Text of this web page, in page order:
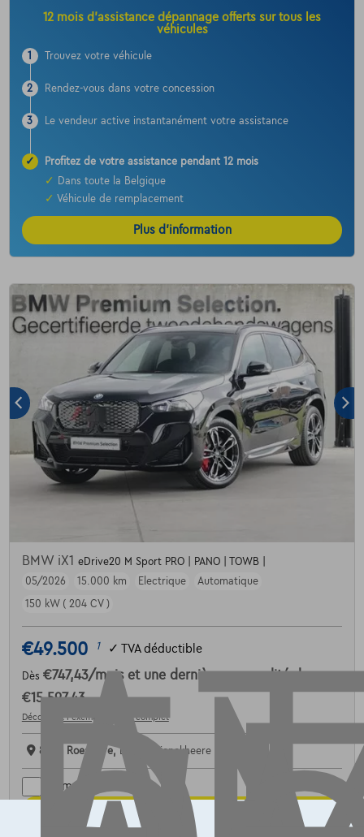
12 mois d’assistance dépannage offerts sur tous les
véhicules
1 Trouvez votre véhicule
2 Rendez-vous dans votre concession
3 Le vendeur active instantanément votre assistance
✓
Profitez de votre assistance pendant 12 mois
✓
Dans toute la Belgique
✓ Véhicule de remplacement
Plus d’information
BMW iX1 eDrive20 M Sport PRO | PANO | TOWB |
05/2026
15.000 km Electrique
Automatique
150 kW ( 204 CV )
€49.500 1 ✓ TVA déductible
Dès €747,43/mois et une dernière mensualité de
€15.597,43
Découvrez l’exemple chiffré complet
8800 Roeselare,BMW Dejonckheere Roeselare
Comparer
Voir le véhicule